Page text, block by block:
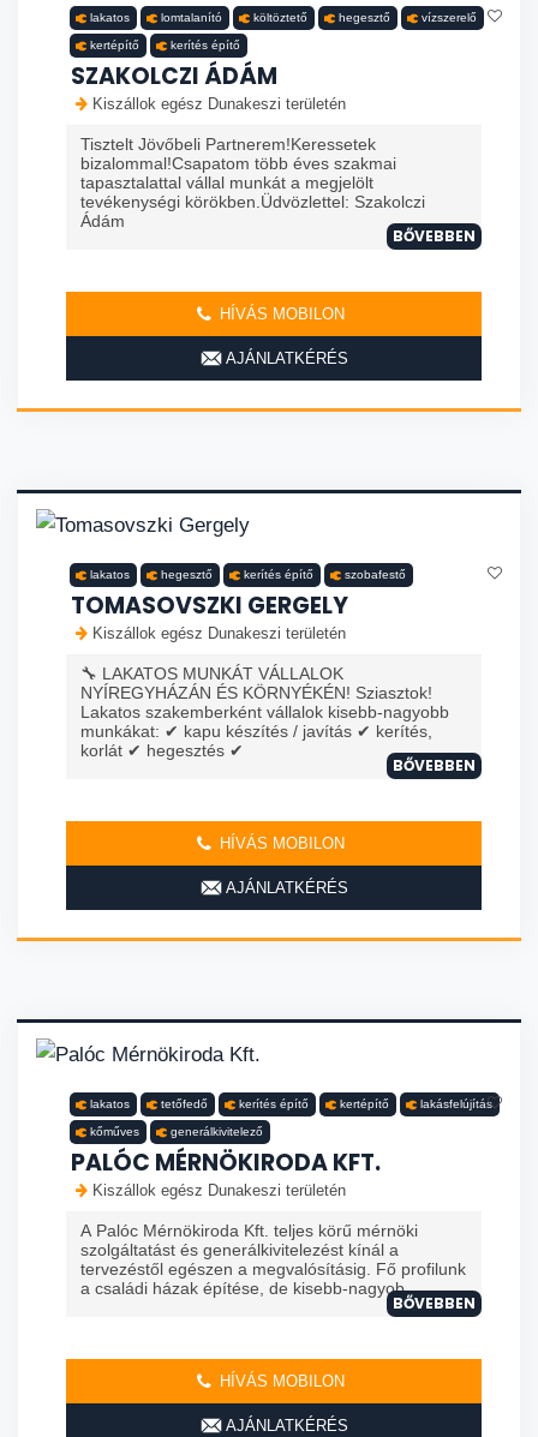
lakatos lomtalanító költöztető hegesztő vízszerelő
kertépítő kerítés építő
SZAKOLCZI ÁDÁM
Kiszállok egész Dunakeszi területén
Tisztelt Jövőbeli Partnerem!Keressetek
bizalommal!Csapatom több éves szakmai
tapasztalattal vállal munkát a megjelölt
tevékenységi körökben.Üdvözlettel: Szakolczi
Ádám
BŐVEBBEN
HÍVÁS MOBILON
AJÁNLATKÉRÉS
lakatos hegesztő kerítés építő szobafestő
TOMASOVSZKI GERGELY
Kiszállok egész Dunakeszi területén
🔧 LAKATOS MUNKÁT VÁLLALOK
NYÍREGYHÁZÁN ÉS KÖRNYÉKÉN! Sziasztok!
Lakatos szakemberként vállalok kisebb-nagyobb
munkákat: ✔ kapu készítés / javítás ✔ kerítés,
korlát ✔ hegesztés ✔
BŐVEBBEN
HÍVÁS MOBILON
AJÁNLATKÉRÉS
lakatos tetőfedő kerítés építő kertépítő lakásfelújítás
kőműves generálkivitelező
PALÓC MÉRNÖKIRODA KFT.
Kiszállok egész Dunakeszi területén
A Palóc Mérnökiroda Kft. teljes körű mérnöki
szolgáltatást és generálkivitelezést kínál a
tervezéstől egészen a megvalósításig. Fő profilunk
a családi házak építése, de kisebb-nagyob...
BŐVEBBEN
HÍVÁS MOBILON
AJÁNLATKÉRÉS